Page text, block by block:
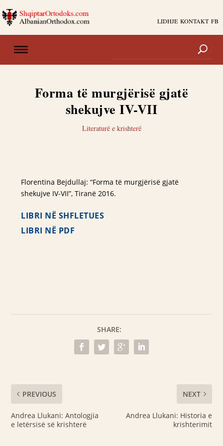
LIDHJE KONTAKT FB
Forma të murgjërisë gjatë
shekujve IV-VII
Literaturë e krishterë
Florentina Bejdullaj: “Forma të murgjërisë gjatë
shekujve IV-VII”, Tiranë 2016.
LIBRI NË SHFLETUES
LIBRI NË PDF
SHARE:
PREVIOUS
Andrea Llukani: Antologjia
e letërsisë së krishterë
NEXT
Andrea Llukani: Historia e
krishterimit